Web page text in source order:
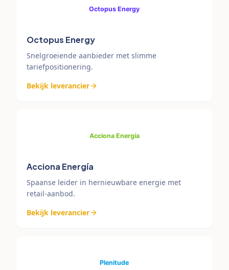
Octopus Energy
Snelgroeiende aanbieder met slimme
tariefpositionering.
Bekijk leverancier
Acciona Energía
Spaanse leider in hernieuwbare energie met
retail-aanbod.
Bekijk leverancier